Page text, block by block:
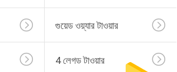
গুয়েড ওয়্যার টাওয়ার
4 লেগড টাওয়ার